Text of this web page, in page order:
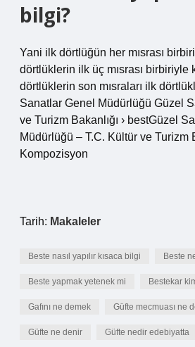
bilgi?
Yani ilk dörtlüğün her mısrası
dörtlüklerin ilk üç mısrası birbiriyle
dörtlüklerin son mısraları ilk
Sanatlar Genel Müdürlüğü Güzel
ve Turizm Bakanlığı › bestGüzel
Müdürlüğü – T.C. Kültür ve Turizm
Kompozisyon
Tarih: Makaleler
Beste nasıl yapılır kısaca bilgi Beste
Beste yapmak yetenek mi Bestekar
Gafını ne demek Güfte mecmuası ne
Güfte ne denir Güfte nedir edebiyatta